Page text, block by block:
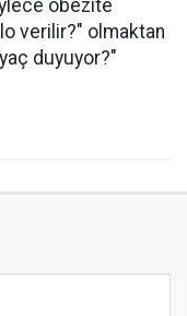
obezite
verilir?" olmaktan
duyuyor?"